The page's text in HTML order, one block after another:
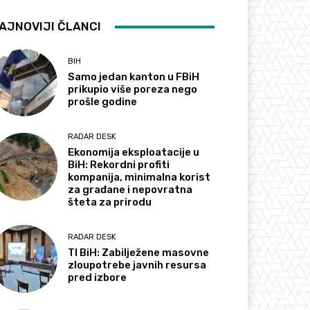
ČLANCI
BIH
Samo jedan kanton u FBiH
prikupio više poreza nego
prošle godine
RADAR DESK
Ekonomija eksploatacije u
BiH: Rekordni profiti
kompanija, minimalna korist
za građane i nepovratna
šteta za prirodu
RADAR DESK
TI BiH: Zabilježene masovne
zloupotrebe javnih resursa
pred izbore